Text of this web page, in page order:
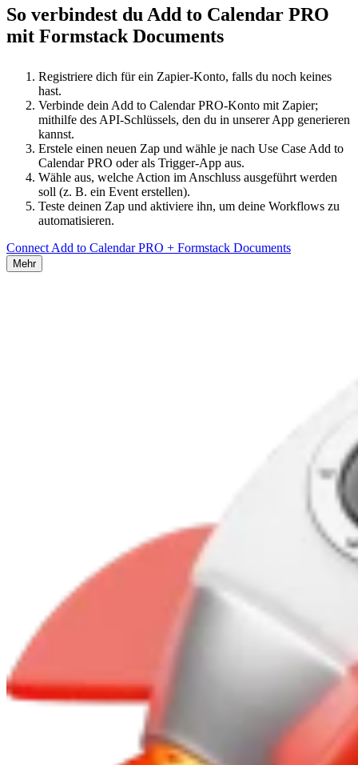
So verbindest du Add to Calendar PRO
mit Formstack Documents
Registriere dich für ein Zapier-Konto, falls du noch keines
hast.
Verbinde dein Add to Calendar PRO-Konto mit Zapier;
mithilfe des API-Schlüssels, den du in unserer App generieren
kannst.
Erstele einen neuen Zap und wähle je nach Use Case Add to
Calendar PRO oder als Trigger-App aus.
Wähle aus, welche Action im Anschluss ausgeführt werden
soll (z. B. ein Event erstellen).
Teste deinen Zap und aktiviere ihn, um deine Workflows zu
automatisieren.
Connect Add to Calendar PRO + Formstack Documents
Mehr